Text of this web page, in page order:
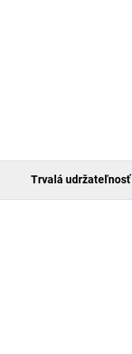
Trvalá udržateľnosť